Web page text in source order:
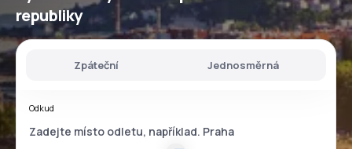
republiky
Zpáteční Jednosměrná
Odkud